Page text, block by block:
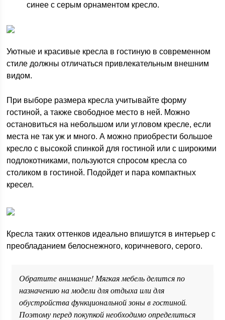
синее с серым орнаментом кресло.
Уютные и красивые кресла в гостиную в современном
стиле должны отличаться привлекательным внешним
видом.
При выборе размера кресла учитывайте форму
гостиной, а также свободное место в ней. Можно
остановиться на небольшом или угловом кресле, если
места не так уж и много. А можно приобрести большое
кресло с высокой спинкой для гостиной или с широкими
подлокотниками, пользуются спросом кресла со
столиком в гостиной. Подойдет и пара компактных
кресел.
Кресла таких оттенков идеально впишутся в интерьер с
преобладанием белоснежного, коричневого, серого.
Обратите внимание! Мягкая мебель делится по
назначению на модели для отдыха или для
обустройства функциональной зоны в гостиной.
Поэтому перед покупкой необходимо определиться